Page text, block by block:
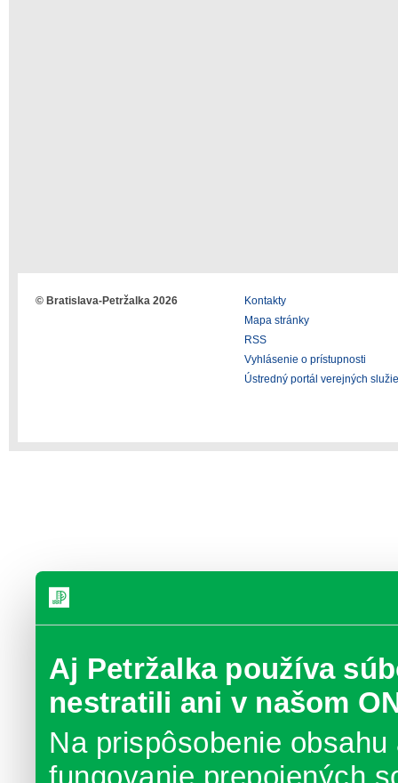
Aj Petržalka používa
nestratili ani v našom
Na prispôsobenie
© Bratislava-Petržalka 2026
Kontakty
Mapa stránky
RSS
Vyhlásenie o prístupnosti
Ústredný portál verejných